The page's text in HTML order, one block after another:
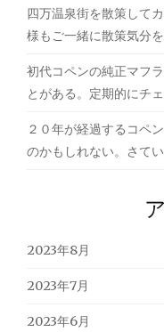
四万温泉街を散策して
様もご一緒に散策気分を
初代コペンの純正マフ
とがある。定期的にチ
２０年が経過するコペ
のかもしれない。さて
2023年8月
2023年7月
2023年6月